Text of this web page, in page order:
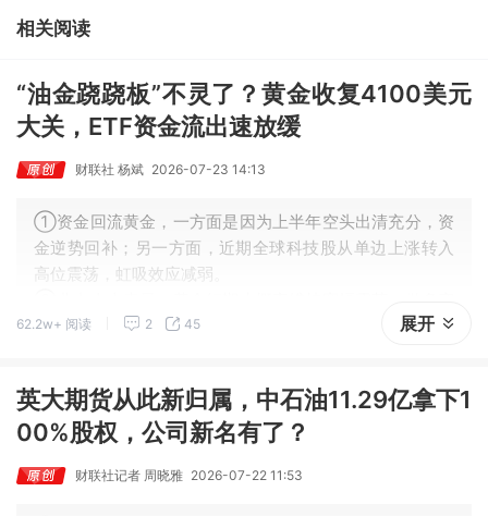
智能获新财富分析师深度覆盖；④在个股机构关注度排行中，华峰
化学首次上榜，前五名依次为东鹏饮料>药明康德>百润股份>华峰
相关阅读
“油金跷跷板”不灵了？黄金收复4100美元
大关，ETF资金流出速放缓
财联社 杨斌 2026-07-23 14:13
①资金回流黄金，一方面是因为上半年空头出清充分，资
金逆势回补；另一方面，近期全球科技股从单边上涨转入
高位震荡，虹吸效应减弱。
口尚未开启，趋势性上涨或需等到9月之后，核心变量在于
62.2w+ 阅读 2 45 展开
英大期货从此新归属，中石油11.29亿拿下1
00%股权，公司新名有了？
财联社记者 周晓雅 2026-07-22 11:53